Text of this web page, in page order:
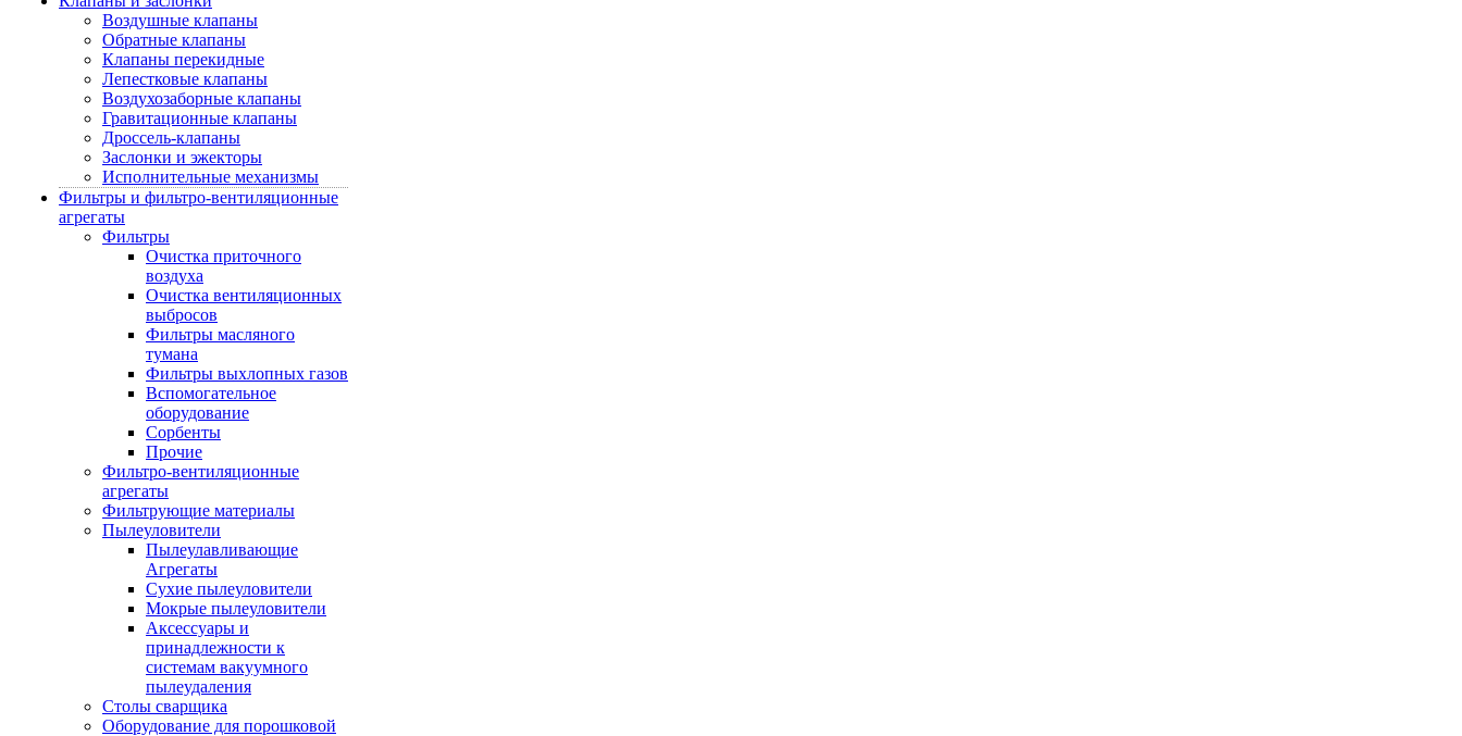
Воздушные клапаны
Обратные клапаны
Клапаны перекидные
Лепестковые клапаны
Воздухозаборные клапаны
Гравитационные клапаны
Дроссель-клапаны
Заслонки и эжекторы
Исполнительные механизмы
Фильтры и фильтро-вентиляционные
агрегаты
Фильтры
Очистка приточного
воздуха
Очистка вентиляционных
выбросов
Фильтры масляного
тумана
Фильтры выхлопных газов
Вспомогательное
оборудование
Сорбенты
Прочие
Фильтро-вентиляционные
агрегаты
Фильтрующие материалы
Пылеуловители
Пылеулавливающие
Агрегаты
Сухие пылеуловители
Мокрые пылеуловители
Аксессуары и
принадлежности к
системам вакуумного
пылеудаления
Столы сварщика
Оборудование для порошковой